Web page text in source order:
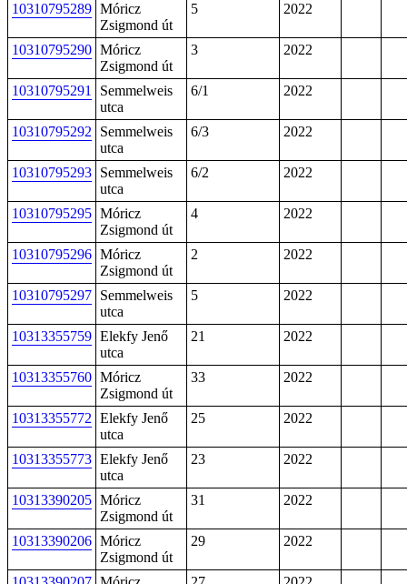
10310795289 Móricz
Zsigmond út
5 2022
10310795290 Móricz
Zsigmond út
3 2022
10310795291
Semmelweis
utca
6/1 2022
10310795292
Semmelweis
utca
6/3 2022
10310795293 Semmelweis
utca
6/2 2022
10310795295 Móricz
Zsigmond út
4 2022
10310795296 Móricz
Zsigmond út
2 2022
10310795297 Semmelweis
utca
5 2022
10313355759 Elekfy Jenő
utca
21 2022
10313355760 Móricz
Zsigmond út
33 2022
10313355772 Elekfy Jenő
utca
25 2022
10313355773 Elekfy Jenő
utca
23 2022
10313390205 Móricz
Zsigmond út
31 2022
10313390206 Móricz
Zsigmond út
29 2022